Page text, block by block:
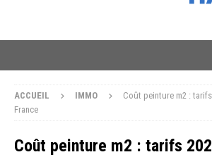
ACCUEIL IMMO
Coût peinture m2 :
France
Coût peinture m2 : tarifs